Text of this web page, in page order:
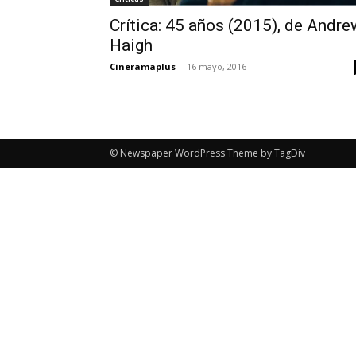
Crítica: 45 años (2015), de
Haigh
Cineramaplus - 16 mayo, 2016
© Newspaper WordPress Theme by TagDiv